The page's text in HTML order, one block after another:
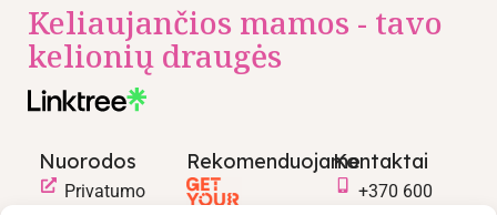
Keliaujančios mamos - tavo
kelionių draugės
Nuorodos
Privatumo
RekomenduojameKontaktai
+370 600